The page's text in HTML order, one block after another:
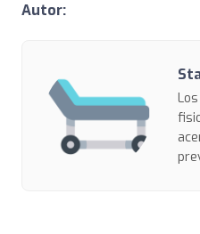
Autor: